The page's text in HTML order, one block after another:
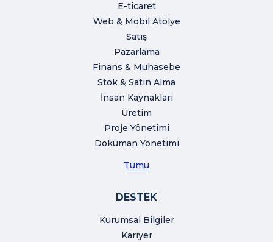
E-ticaret
Web & Mobil Atölye
Satış
Pazarlama
Finans & Muhasebe
Stok & Satın Alma
İnsan Kaynakları
Üretim
Proje Yönetimi
Doküman Yönetimi
Tümü
DESTEK
Kurumsal Bilgiler
Kariyer